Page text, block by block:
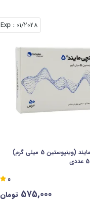
01/2028
: Exp
قرص وینچی مایند (وینپوستین 5 میلی گرم)
0
575,000 تومان